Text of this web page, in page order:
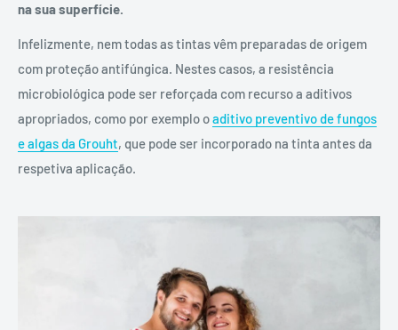
na sua superfície.
Infelizmente, nem todas as tintas vêm preparadas de origem
com proteção antifúngica. Nestes casos, a resistência
microbiológica pode ser reforçada com recurso a aditivos
apropriados, como por exemplo oaditivo preventivo de fungos
e algas da Grouht, que pode ser incorporado na tinta antes da
respetiva aplicação.